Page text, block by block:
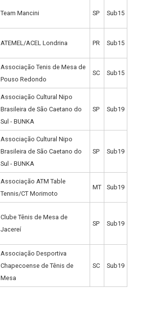
Team Mancini SP Sub15
ATEMEL/ACEL Londrina PR Sub15
Associação Tenis de Mesa de
Pouso Redondo
SC Sub15
Associação Cultural Nipo
Brasileira de São Caetano do
Sul - BUNKA
SP Sub19
Associação Cultural Nipo
Brasileira de São Caetano do
Sul - BUNKA
SP Sub19
Associação ATM Table
Tennis/CT Morimoto
MT Sub19
Clube Tênis de Mesa de
Jacereí
SP Sub19
Associação Desportiva
Chapecoense de Tênis de
Mesa
SC Sub19